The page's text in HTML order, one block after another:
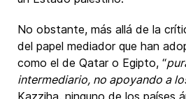
No obstante, más allá de la
del papel mediador que han
como el de Qatar o Egipto, “
intermediario, no apoyando a
Kazziha, ninguno de los países